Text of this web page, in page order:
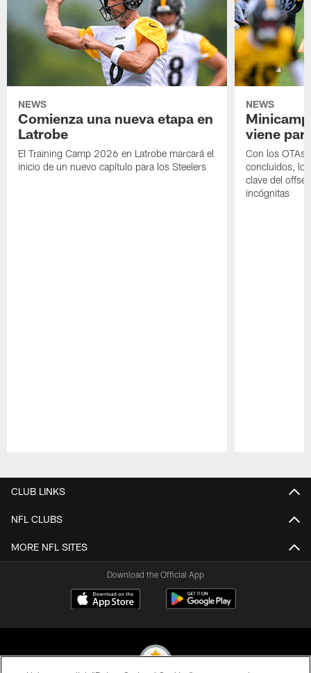
NEWS
Comienza una nueva etapa en
Latrobe
El Training Camp 2026 en Latrobe marcará el
inicio de un nuevo capítulo para los Steelers
NEWS
viene
Con los OTAs
concluidos,
clave del
incógnitas
CLUB LINKS
NFL CLUBS
MORE NFL SITES
Download the Official App